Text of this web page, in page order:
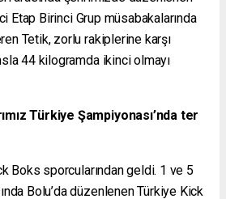
Etap Birinci Grup müsabakalarında
Tetik, zorlu rakiplerine karşı
44 kilogramda ikinci olmayı
Türkiye Şampiyonası’nda ter
Boks sporcularından geldi. 1 ve 5
Bolu’da düzenlenen Türkiye Kick